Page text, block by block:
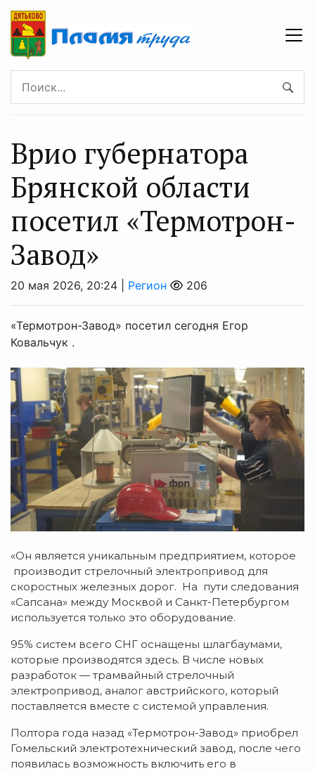
Врио губернатора
Брянской области
посетил «Термотрон-
Завод»
20 мая 2026, 20:24 | Регион 206
«Термотрон-Завод» посетил сегодня Егор
Ковальчук .
«Он является уникальным предприятием, которое
производит стрелочный электропривод для
скоростных железных дорог. На пути следования
«Сапсана» между Москвой и Санкт-Петербургом
используется только это оборудование.
95% систем всего СНГ оснащены шлагбаумами,
которые производятся здесь. В числе новых
разработок — трамвайный стрелочный
электропривод, аналог австрийского, который
поставляется вместе с системой управления.
Полтора года назад «Термотрон-Завод» приобрел
Гомельский электротехнический завод, после чего
появилась возможность включить его в